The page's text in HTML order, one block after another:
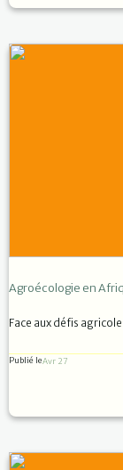
Agroécologie en
Face aux défis
Publié leAvr 27